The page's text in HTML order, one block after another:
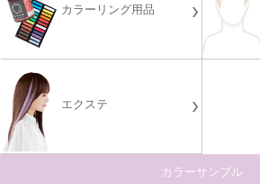
カラーリング用品
エクステ
カラーサンプル